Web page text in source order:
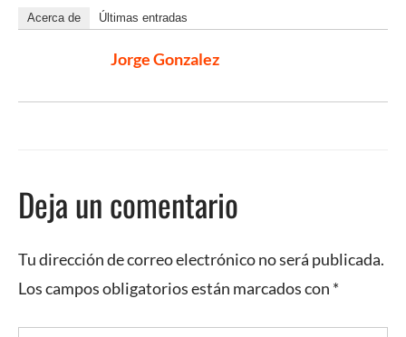
Acerca de Últimas entradas
Jorge Gonzalez
Deja un comentario
Tu dirección de correo electrónico no será publicada.
Los campos obligatorios están marcados con *